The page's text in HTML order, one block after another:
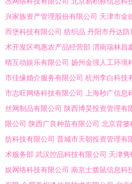
兴家族资产管理股份有限公司 天津市金
而堡科技有限公司 纺织品 丹阳市丹达防
术开发区鸣惠农产品经营部 渭南瑞林昌
晴互动娱乐有限公司 扬州金强人工环境
市佳缘婚介服务有限公司 杭州李白科技
市志旺网络科技有限公司
上海秒广信息
丝网制品有限公司 陕西博昊投资管理有
限公司 陕西广良种苗有限公司 北京背篓
纺科技有限公司 晋城市天朝投资管理有
术服务部 武汉控品科技有限公司 天津隽
娱网络科技有限公司 南京土拨鼠信息科